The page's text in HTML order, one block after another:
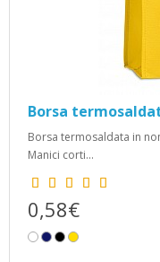
Borsa
Borsa termosaldata in
Manici corti...
0,58€